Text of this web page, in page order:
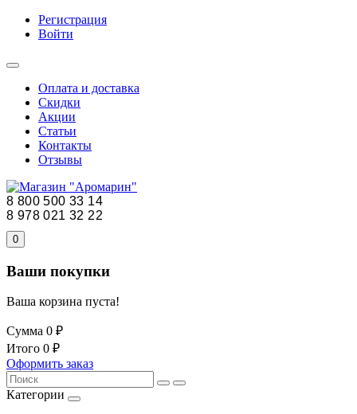
Регистрация
Войти
Оплата и доставка
Скидки
Акции
Статьи
Контакты
Отзывы
8 800 500 33 14
8 978 021 32 22
0
Ваши покупки
Ваша корзина пуста!
Сумма 0 ₽
Итого 0 ₽
Оформить заказ
Категории